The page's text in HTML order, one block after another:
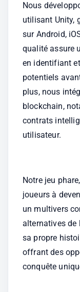
Nous
utilisant Unity,
sur Android,
qualité assure
en identifiant
potentiels
plus, nous
blockchain,
contrats
utilisateur.
Notre jeu
joueurs à
un multivers
alternatives de
sa propre
offrant des
conquête